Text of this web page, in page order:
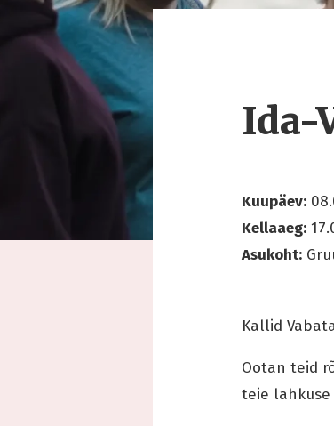
Ida-
Kuupäev:
Kellaaeg:
Asukoht:
Kallid
Ootan teid
teie